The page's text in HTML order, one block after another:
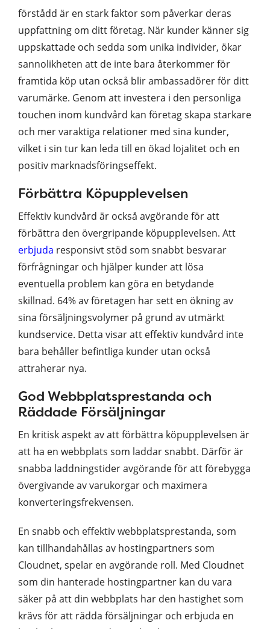
förstådd är en stark faktor som påverkar deras
uppfattning om ditt företag. När kunder känner sig
uppskattade och sedda som unika individer, ökar
sannolikheten att de inte bara återkommer för
framtida köp utan också blir ambassadörer för ditt
varumärke. Genom att investera i den personliga
touchen inom kundvård kan företag skapa starkare
och mer varaktiga relationer med sina kunder,
vilket i sin tur kan leda till en ökad lojalitet och en
positiv marknadsföringseffekt.
Förbättra Köpupplevelsen
Effektiv kundvård är också avgörande för att
förbättra den övergripande köpupplevelsen. Att
erbjuda responsivt stöd som snabbt besvarar
förfrågningar och hjälper kunder att lösa
eventuella problem kan göra en betydande
skillnad. 64% av företagen har sett en ökning av
sina försäljningsvolymer på grund av utmärkt
kundservice. Detta visar att effektiv kundvård inte
bara behåller befintliga kunder utan också
attraherar nya.
God Webbplatsprestanda och
Räddade Försäljningar
En kritisk aspekt av att förbättra köpupplevelsen är
att ha en webbplats som laddar snabbt. Därför är
snabba laddningstider avgörande för att förebygga
övergivande av varukorgar och maximera
konverteringsfrekvensen.
En snabb och effektiv webbplatsprestanda, som
kan tillhandahållas av hostingpartners som
Cloudnet, spelar en avgörande roll. Med Cloudnet
som din hanterade hostingpartner kan du vara
säker på att din webbplats har den hastighet som
krävs för att rädda försäljningar och erbjuda en